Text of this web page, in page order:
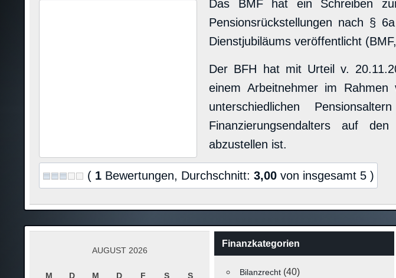
Das BMF hat ein Schreiben
Pensionsrückstellungen nach §
Dienstjubiläums veröffentlicht
Der BFH hat mit Urteil v.
einem Arbeitnehmer im Rahmen
unterschiedlichen
Finanzierungsendalters auf
abzustellen ist.
( 1 Bewertungen, Durchschnitt:3,00 von insgesamt 5 )
AUGUST 2026
M D M D F S S
Finanzkategorien
Bilanzrecht(40)